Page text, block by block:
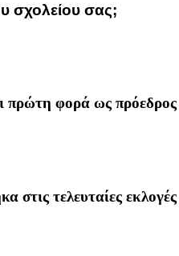
σχολείου σας;
φορά ως πρόεδρος
στις τελευταίες